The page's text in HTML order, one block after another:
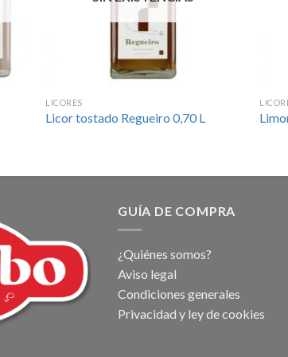
LICORES
Licor tostado Regueiro 0,70 L
GUÍA DE COMPRA
¿Quiénes somos?
Aviso legal
Condiciones generales
Privacidad y ley de cookies